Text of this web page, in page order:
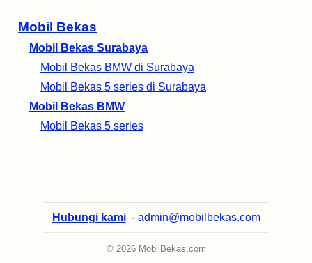
Mobil Bekas
Mobil Bekas Surabaya
Mobil Bekas BMW di Surabaya
Mobil Bekas 5 series di Surabaya
Mobil Bekas BMW
Mobil Bekas 5 series
Hubungi kami - admin@mobilbekas.com
© 2026 MobilBekas.com